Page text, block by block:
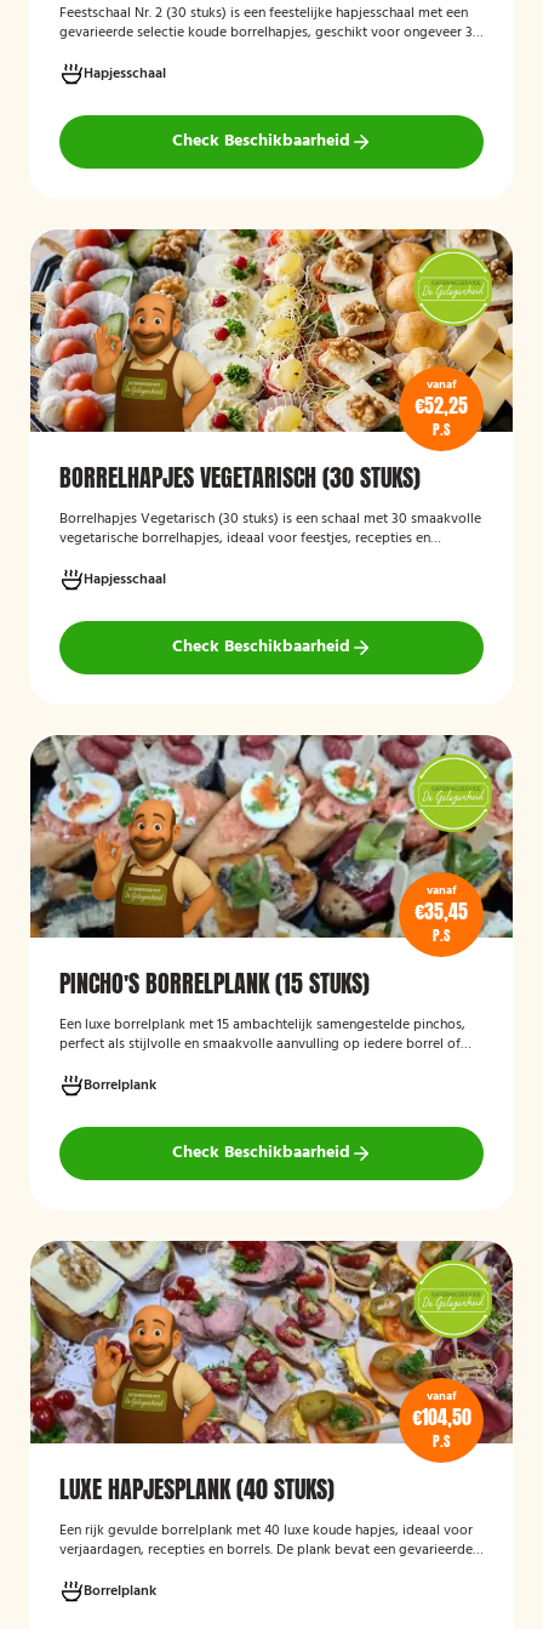
Feestschaal Nr. 2 (30 stuks) is een feestelijke hapjesschaal met een
gevarieerde selectie koude borrelhapjes, geschikt voor ongeveer 30
feestelijke gelegenheden en biedt een gemakkelijke, kant-en-klare
oplossing voor het serveren van smakelijke hapjes aan uw gasten.
Hapjesschaal
Check Beschikbaarheid
vanaf
€52,25
P.S
BORRELHAPJES VEGETARISCH (30 STUKS)
Borrelhapjes Vegetarisch (30 stuks) is een schaal met 30 smaakvolle
vegetarische borrelhapjes, ideaal voor feestjes, recepties en
selectie die geschikt is voor vegetariërs, zodat gasten kunnen
genieten van een feestelijke en veelzijdige borrelervaring.
Hapjesschaal
Check Beschikbaarheid
vanaf
€35,45
P.S
PINCHO'S BORRELPLANK (15 STUKS)
Een luxe borrelplank met 15 ambachtelijk samengestelde pinchos,
perfect als stijlvolle en smaakvolle aanvulling op iedere borrel of
Borrelplank
Check Beschikbaarheid
vanaf
€104,50
P.S
LUXE HAPJESPLANK (40 STUKS)
Een rijk gevulde borrelplank met 40 luxe koude hapjes, ideaal voor
verjaardagen, recepties en borrels. De plank bevat een gevarieerde
stijlvol worden gepresenteerd, zodat je gasten direct kunnen
genieten.
Borrelplank